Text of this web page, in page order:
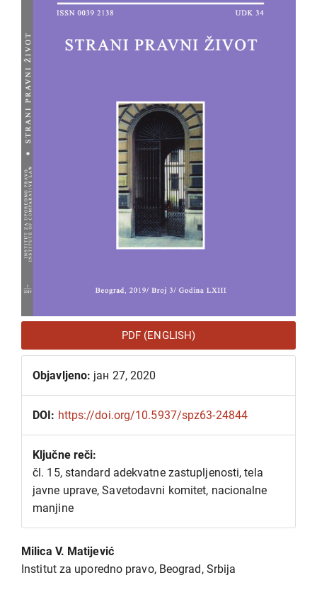
PDF (ENGLISH)
Objavljeno: јан 27, 2020
DOI: https://doi.org/10.5937/spz63-24844
Ključne reči:
čl. 15, standard adekvatne zastupljenosti, tela
javne uprave, Savetodavni komitet, nacionalne
manjine
Glavni
sadržaj
Milica V. Matijević
Institut za uporedno pravo, Beograd, Srbija